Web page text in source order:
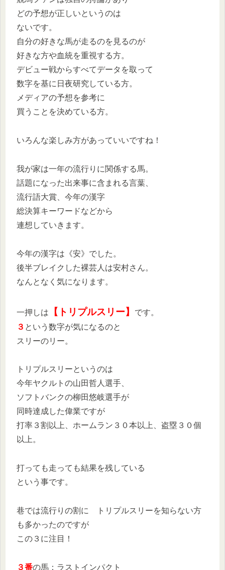
どの予想が正しいというのは
ないです。
自分の好きな馬が走るのを見るのが
好きな方や血統を重視する方。
デビュー戦からすべてデータを取って
数字を基に日夜研究している方。
メディアの予想を参考に
買うことを決めている方。
いろんな楽しみ方があっていいですね！
我が家は一年の流行りに関係する馬。
話題になった出来事に含まれる言葉、
流行語大賞、今年の漢字
総決算キーワードなどから
連想していきます。
今年の漢字は《安》でした。
後半ブレイクした裸芸人は安村さん。
なんとなく気になります。
一押しは 【トリプルスリー】
です。
３ という数字が気になるのと
スリーのリー。
トリプルスリーというのは
今年ヤクルトの山田哲人選手、
ソフトバンクの柳田悠岐選手が
同時達成した偉業ですが
打率３割以上、ホームラン３０本以上、盗塁３０個
以上。
打っても走っても結果を残している
という事です。
巷では流行りの割に トリプルスリーを知らない方
も多かったのですが
この３に注目！
３番の馬：ラストインパクト